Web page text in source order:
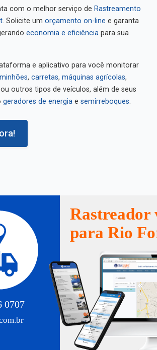
com o melhor serviço de Rastreamento
. Solicite um orçamento on-line e garanta
economia e eficiência para sua
e aplicativo para você monitorar
, carretas, máquinas agrícolas,
ou outros tipos de veículos, além de seus
geradores de energia e semirreboques.
0707
Rastreador
para Rio